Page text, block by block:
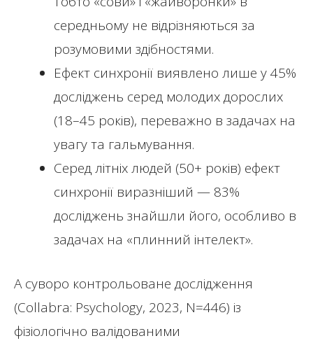
середньому не відрізняються за
розумовими здібностями.
Ефект синхронії виявлено лише у 45%
досліджень серед молодих дорослих
(18–45 років), переважно в задачах на
увагу та гальмування.
Серед літніх людей (50+ років) ефект
синхронії виразніший — 83%
досліджень знайшли його, особливо в
задачах на «плинний інтелект».
А суворо контрольоване дослідження
(Collabra: Psychology, 2023, N=446) із
фізіологічно валідованими